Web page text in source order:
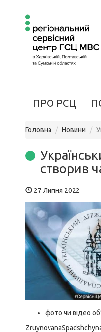
ПРО РСЦ
Головна Новини
створив
27 Липня 2022
фото чи відео